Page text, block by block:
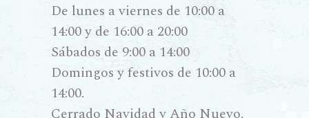
De lunes a viernes de 10:00 a
14:00 y de 16:00 a 20:00
Sábados de 9:00 a 14:00
Domingos y festivos de 10:00 a
14:00.